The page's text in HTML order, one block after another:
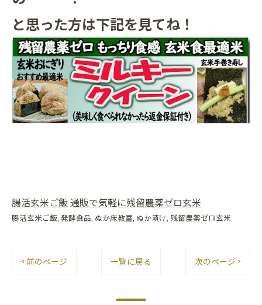
と思った方は下記を見てね！
腸活玄米ご飯 通販で気軽に残留農薬ゼロ玄米
腸活玄米ご飯 発酵食品 ぬか床教室 ぬか漬け 残留農薬ゼロ玄米
< 前のページ 一覧に戻る 次のページ >